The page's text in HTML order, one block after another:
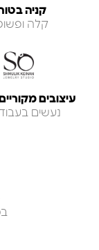
קניה
קלה
עיצובים מקוריים
נעשים